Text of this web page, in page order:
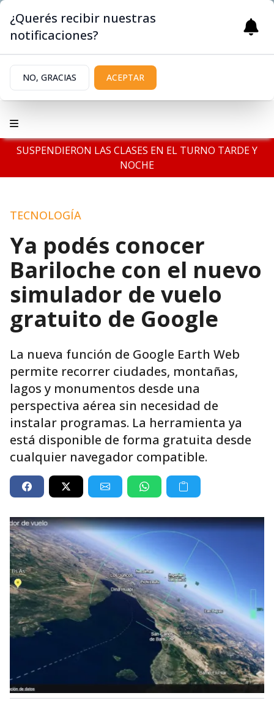
SUSPENDIERON LAS CLASES EN EL TURNO TARDE Y
NOCHE
TECNOLOGÍA
Ya podés conocer
Bariloche con el nuevo
simulador de vuelo
gratuito de Google
La nueva función de Google Earth Web
permite recorrer ciudades, montañas,
lagos y monumentos desde una
perspectiva aérea sin necesidad de
instalar programas. La herramienta ya
está disponible de forma gratuita desde
cualquier navegador compatible.
¿Querés recibir nuestras
notificaciones?
NO, GRACIAS ACEPTAR